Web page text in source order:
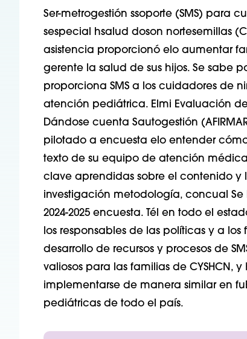
Ser-metrogestión ssoporte (SMS) para
sespecial hsalud doson nortesemillas
asistencia proporcionóel o aumentar
gerente la salud de sus hijos. Se sabe
proporciona SMS a los cuidadores de
atención pediátrica. El mi Evaluación
Dándose cuenta Sautogestión (
pilotado a encuesta el o entender
texto desu equipo de atención médica
clave aprendidas sobre el contenido y
investigación metodología, concual Se
2024-2025 encuesta. él en todo el
los responsables de las políticas y a
desarrollo de recursos y procesos de
valiosos para las familias de CYSHCN , y
implementarse de manera similar en fu
pediátricas de todo el país.